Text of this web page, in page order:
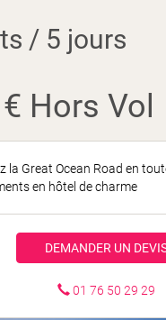
/ 5 jours
Hors Vol
la Great Ocean Road en
en hôtel de charme
DEMANDER UN
01 76 50 29 29